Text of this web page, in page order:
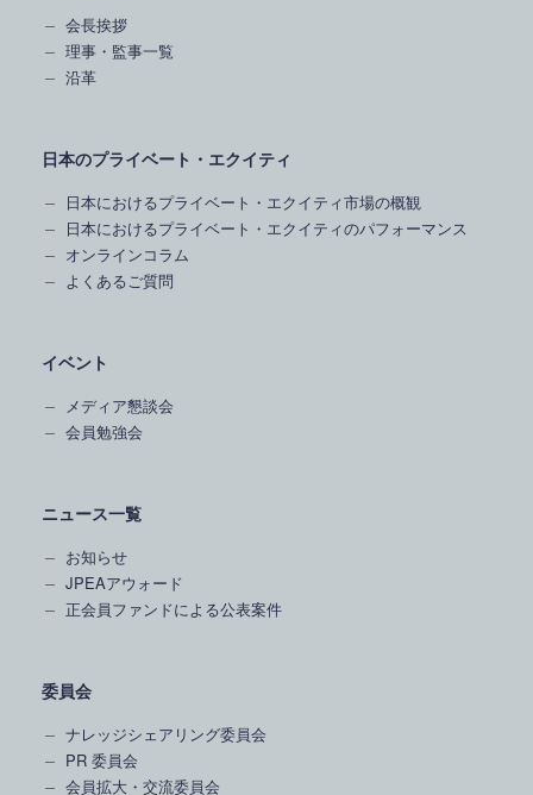
会長挨拶
理事・監事一覧
沿革
日本のプライベート・エクイティ
日本におけるプライベート・エクイティ市場の概観
日本におけるプライベート・エクイティのパフォーマンス
オンラインコラム
よくあるご質問
イベント
メディア懇談会
会員勉強会
ニュース一覧
お知らせ
JPEAアウォード
正会員ファンドによる公表案件
委員会
ナレッジシェアリング委員会
PR 委員会
会員拡大・交流委員会